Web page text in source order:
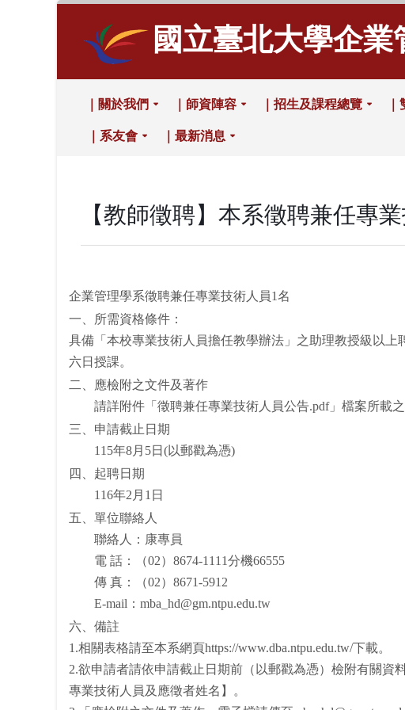
國立臺北大學企業
｜關於我們 ｜師資陣容 ｜招生及課程總覽
｜系友會 ｜最新消息
【教師徵聘】本系徵聘兼任專
企業管理學系徵聘兼任專業技術人員1名
一、所需資格條件：
具備「本校專業技術人員擔任教學辦法」之助理教授級以
六日授課。
二、應檢附之文件及著作
請詳附件「徵聘兼任專業技術人員公告.pdf」檔案所載之
三、申請截止日期
115年8月5日(以郵戳為憑)
四、起聘日期
116年2月1日
五、單位聯絡人
聯絡人：康專員
電 話：（02）8674-1111分機66555
傳 真：（02）8671-5912
E-mail：mba_hd@gm.ntpu.edu.tw
六、備註
1.相關表格請至本系網頁https://www.dba.ntpu.edu.tw/下載。
2.欲申請者請依申請截止日期前（以郵戳為憑）檢附有關資
專業技術人員及應徵者姓名】。